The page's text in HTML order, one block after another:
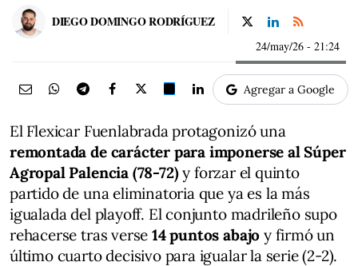
DIEGO DOMINGO RODRÍGUEZ
24/may/26 - 21:24
Agregar a Google
El Flexicar Fuenlabrada protagonizó una
remontada de carácter para imponerse al Súper
Agropal Palencia (78-72)y forzar el quinto
partido de una eliminatoria que ya es la más
igualada del playoff. El conjunto madrileño supo
rehacerse tras verse14 puntos abajo y firmó un
último cuarto decisivo para igualar la serie (2-2).